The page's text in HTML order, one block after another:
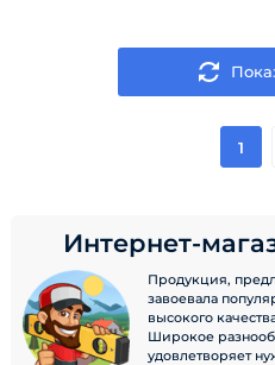
1
Интернет-
Продукция,
завоевала
высокого
Широкое
удовлетворяет